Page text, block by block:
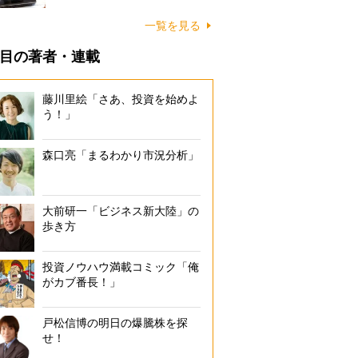
一覧を見る
の著者・連載
藤川里絵「さあ、投資を始めよ
う！」
森口亮「まるわかり市況分析」
大前研一「ビジネス新大陸」の
歩き方
投資ノウハウ満載コミック「俺
がカブ番長！」
戸松信博の明日の爆騰株を探
せ！